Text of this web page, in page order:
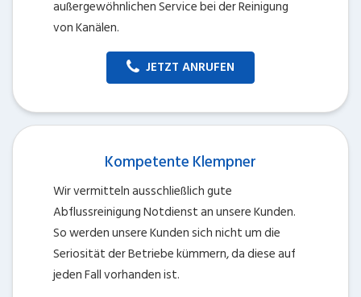
außergewöhnlichen Service bei der Reinigung
von Kanälen.
JETZT ANRUFEN
Kompetente Klempner
Wir vermitteln ausschließlich gute
Abflussreinigung Notdienst an unsere Kunden.
So werden unsere Kunden sich nicht um die
Seriosität der Betriebe kümmern, da diese auf
jeden Fall vorhanden ist.